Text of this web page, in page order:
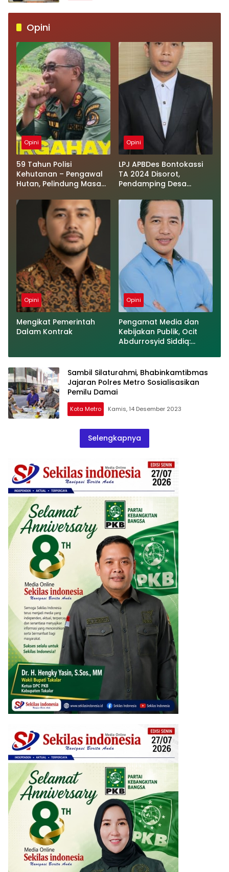
Opini
Opini
59 Tahun Polisi
Kehutanan – Pengawal
Hutan, Pelindung Masa
Opini
LPJ APBDes Bontokassi
TA 2024 Disorot,
Pendamping Desa
Kegiatan Telah Sesuai
Prosedur
Opini
Mengikat Pemerintah
Dalam Kontrak
Opini
Pengamat Media dan
Kebijakan Publik, Ocit
Abdurrosyid Siddiq:
𝗘𝗹𝗲𝗴𝗮𝗻
Sambil Silaturahmi, Bhabinkamtibmas
Jajaran Polres Metro Sosialisasikan
Pemilu Damai
Kota Metro Kamis, 14 Desember 2023
Selengkapnya